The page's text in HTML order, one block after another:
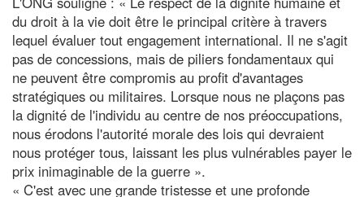
du droit à la vie doit être le principal critère à travers
lequel évaluer tout engagement international. Il ne s'agit
pas de concessions, mais de piliers fondamentaux qui
ne peuvent être compromis au profit d'avantages
stratégiques ou militaires. Lorsque nous ne plaçons pas
la dignité de l'individu au centre de nos préoccupations,
nous érodons l'autorité morale des lois qui devraient
nous protéger tous, laissant les plus vulnérables payer le
prix inimaginable de la guerre ».
« C'est avec une grande tristesse et une profonde